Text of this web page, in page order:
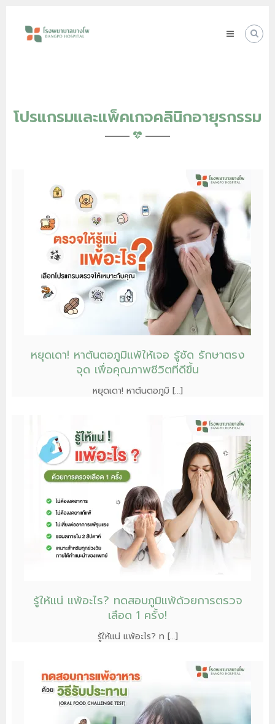
contentพยาบาล
โปรแกรมและแพ็คเกจคลินิกอายุรกรรม
หยุดเดา! หาต้นตอภูมิแพ้ให้เจอ รู้ชัด รักษาตรง
จุด เพื่อคุณภาพชีวิตที่ดีขึ้น
หยุดเดา! หาต้นตอภูมิ […]
รู้ให้แน่ แพ้อะไร? ทดสอบภูมิแพ้ด้วยการตรวจ
เลือด 1 ครั้ง!
รู้ให้แน่ แพ้อะไร? ท […]